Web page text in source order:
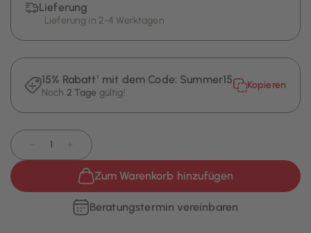
Lieferung
Lieferung in 2-4 Werktagen
15% Rabatt¹ mit dem Code: Summer15
Noch 2 Tage gültig!
Kopieren
Zum Warenkorb hinzufügen
Beratungstermin vereinbaren